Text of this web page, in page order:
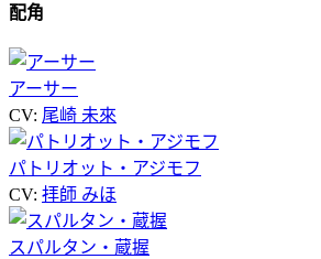
配角
アーサー
CV: 尾崎 未來
パトリオット・アジモフ
CV: 拝師 みほ
スパルタン・蔵握